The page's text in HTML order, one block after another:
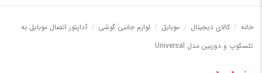
خانه / کالاي دیجیتال / موبایل / لوازم جانبی گوشی / آداپتور اتصال موبایل به
تلسکوپ و دوربین مدل Universal